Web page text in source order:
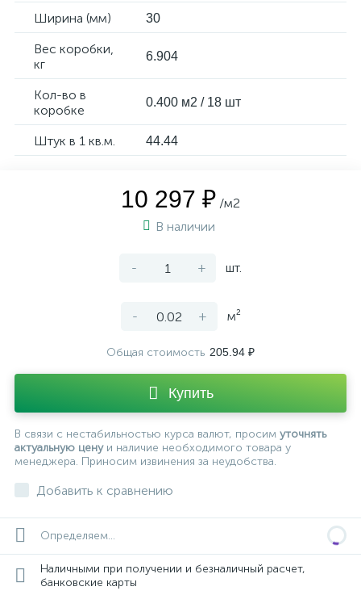
Ширина (мм) 30
Вес коробки,
кг
6.904
Кол-во в
коробке
0.400 м2 / 18 шт
Штук в 1 кв.м. 44.44
10 297 ₽ /м2
В наличии
- + шт.
- + м²
Общая стоимость 205.94 ₽
Купить
В связи с нестабильностью курса валют, просим уточнять
актуальную ценуи наличие необходимого товара у
менеджера. Приносим извинения за неудобства.
Добавить к сравнению
Определяем...
Наличными при получении и безналичный расчет,
банковские карты